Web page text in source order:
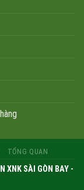
TỔNG QUAN
XNK SÀI GÒN BAY -